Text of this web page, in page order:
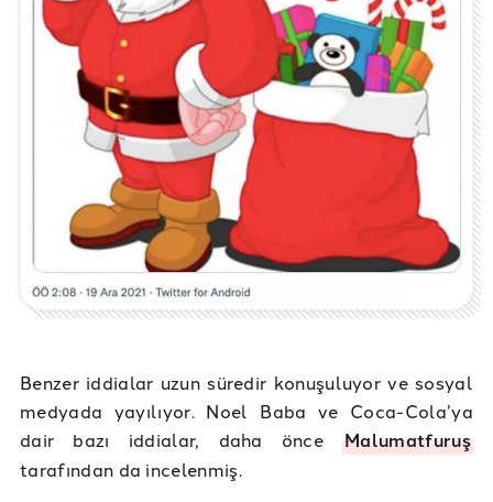
Benzer iddialar uzun süredir konuşuluyor ve sosyal
medyada yayılıyor. Noel Baba ve Coca-Cola’ya
dair bazı iddialar, daha önceMalumatfuruş
tarafından da incelenmiş.